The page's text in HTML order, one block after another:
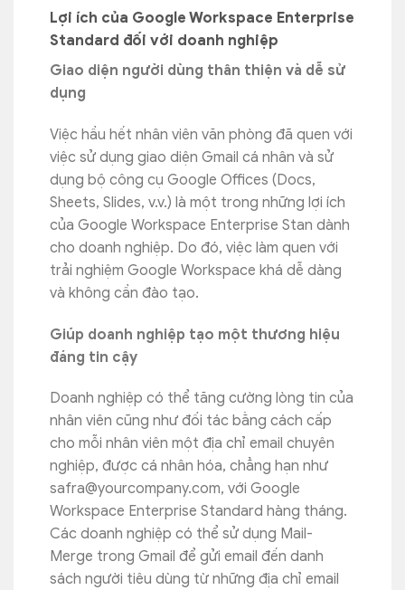
Lợi ích của Google Workspace Enterprise
Standard đối với doanh nghiệp
Giao diện người dùng thân thiện và dễ sử
dụng
Việc hầu hết nhân viên văn phòng đã quen với
việc sử dụng giao diện Gmail cá nhân và sử
dụng bộ công cụ Google Offices (Docs,
Sheets, Slides, v.v.) là một trong những lợi ích
của Google Workspace Enterprise Stan dành
cho doanh nghiệp. Do đó, việc làm quen với
trải nghiệm Google Workspace khá dễ dàng
và không cần đào tạo.
Giúp doanh nghiệp tạo một thương hiệu
đáng tin cậy
Doanh nghiệp có thể tăng cường lòng tin của
nhân viên cũng như đối tác bằng cách cấp
cho mỗi nhân viên một địa chỉ email chuyên
nghiệp, được cá nhân hóa, chẳng hạn như
safra@yourcompany.com, với Google
Workspace Enterprise Standard hàng tháng.
Các doanh nghiệp có thể sử dụng Mail-
Merge trong Gmail để gửi email đến danh
sách người tiêu dùng từ những địa chỉ email